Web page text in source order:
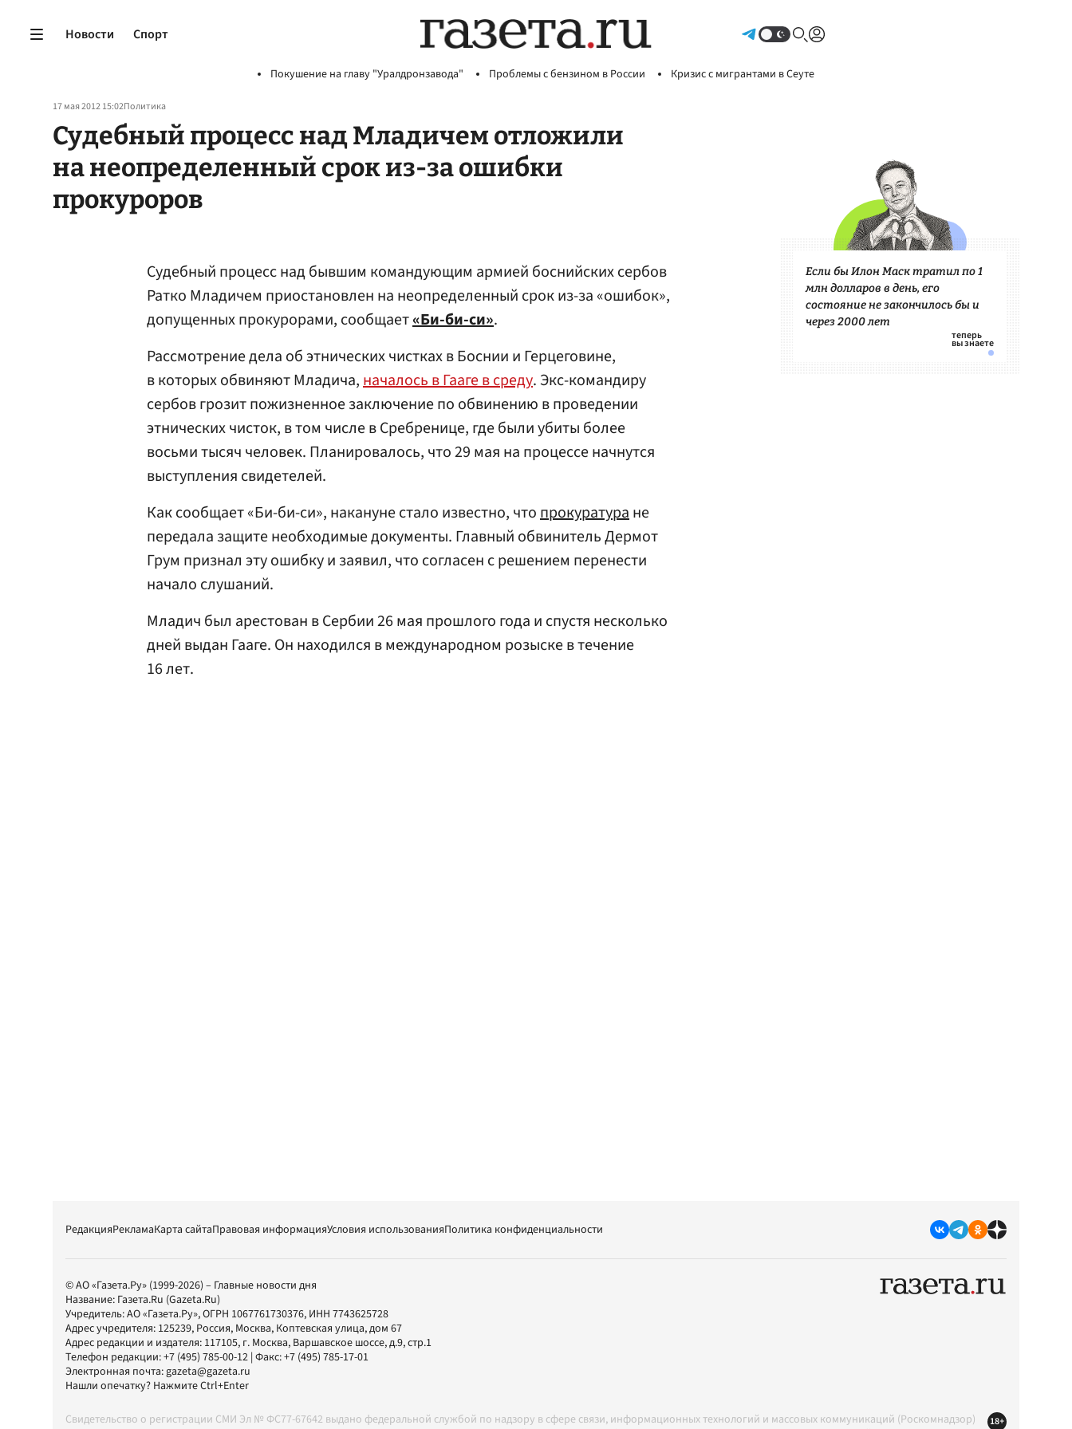
Новости Спорт
Покушение на главу "Уралдронзавода" Проблемы с бензином в России Кризис с мигрантами в Сеуте
17 мая 2012 15:02Политика
Судебный процесс над Младичем отложили
на неопределенный срок из-за ошибки
прокуроров
Судебный процесс над бывшим командующим армией боснийских сербов
Ратко Младичем приостановлен на неопределенный срок из-за «ошибок»,
допущенных прокурорами, сообщает«Би-би-си».
Рассмотрение дела об этнических чистках в Боснии и Герцеговине,
в которых обвиняют Младича,началось в Гааге в среду. Экс-командиру
сербов грозит пожизненное заключение по обвинению в проведении
этнических чисток, в том числе в Сребренице, где были убиты более
восьми тысяч человек. Планировалось, что 29 мая на процессе начнутся
выступления свидетелей.
Как сообщает «Би-би-си», накануне стало известно, чтопрокуратуране
передала защите необходимые документы. Главный обвинитель Дермот
Грум признал эту ошибку и заявил, что согласен с решением перенести
начало слушаний.
Младич был арестован в Сербии 26 мая прошлого года и спустя несколько
дней выдан Гааге. Он находился в международном розыске в течение
16 лет.
Если бы Илон Маск тратил по 1
млн долларов в день, его
состояние не закончилось бы и
через 2000 лет
РедакцияРекламаКарта сайтаПравовая информацияУсловия использованияПолитика конфиденциальности
© АО «Газета.Ру» (1999-2026) – Главные новости дня
Название: Газета.Ru (Gazeta.Ru)
Учредитель:АО «Газета.Ру», ОГРН 1067761730376, ИНН 7743625728
Адрес учредителя: 125239, Россия, Москва, Коптевская улица, дом 67
Адрес редакции и издателя: 117105, г. Москва, Варшавское шоссе, д.9, стр.1
Телефон редакции:+7 (495) 785-00-12 | Факс:+7 (495) 785-17-01
Электронная почта:gazeta@gazeta.ru
Нашли опечатку? Нажмите Ctrl+Enter
Свидетельство о регистрации СМИ Эл № ФС77-67642 выдано федеральной службой по надзору в сфере связи, информационных технологий и массовых коммуникаций (Роскомнадзор)
18+